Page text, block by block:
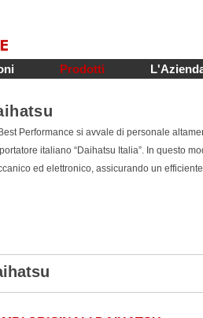
Prodotti
Performance si avvale di personale
italiano “Daihatsu Italia”. In questo
ed elettronico, assicurando un